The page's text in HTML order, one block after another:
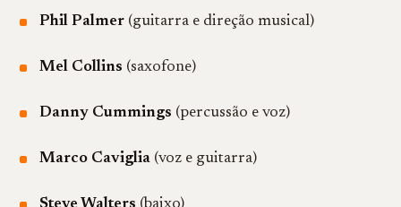
Phil Palmer (guitarra e direção musical)
Mel Collins (saxofone)
Danny Cummings (percussão e voz)
Marco Caviglia (voz e guitarra)